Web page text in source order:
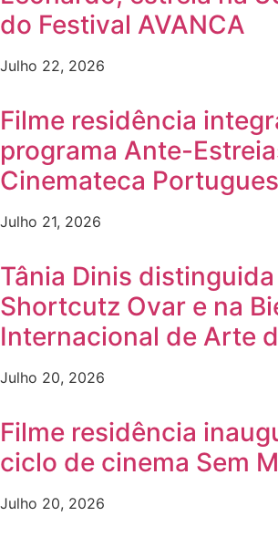
do Festival AVANCA
Julho 22, 2026
Filme residência
programa Ante-
Cinemateca
Julho 21, 2026
Tânia Dinis
Shortcutz Ovar e na
Internacional de Arte
Julho 20, 2026
Filme residência
ciclo de cinema Sem
Julho 20, 2026